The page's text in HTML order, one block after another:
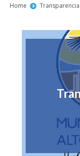
You are here:
Home